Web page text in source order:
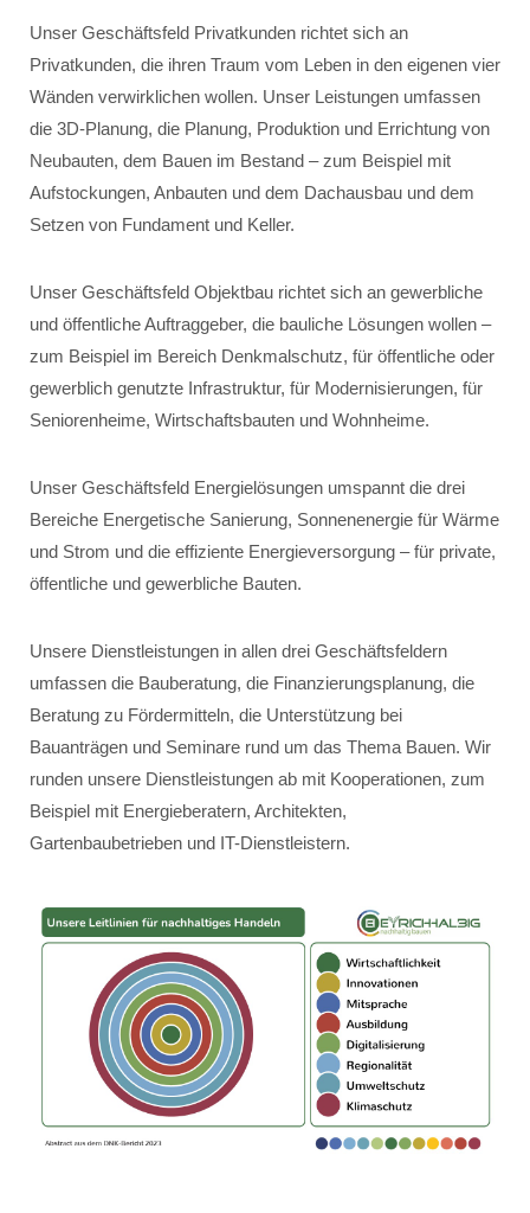
Unser Geschäftsfeld Privatkunden richtet sich an
Privatkunden, die ihren Traum vom Leben in den eigenen vier
Wänden verwirklichen wollen. Unser Leistungen umfassen
die 3D-Planung, die Planung, Produktion und Errichtung von
Neubauten, dem Bauen im Bestand – zum Beispiel mit
Aufstockungen, Anbauten und dem Dachausbau und dem
Setzen von Fundament und Keller.
Unser Geschäftsfeld Objektbau richtet sich an gewerbliche
und öffentliche Auftraggeber, die bauliche Lösungen wollen –
zum Beispiel im Bereich Denkmalschutz, für öffentliche oder
gewerblich genutzte Infrastruktur, für Modernisierungen, für
Seniorenheime, Wirtschaftsbauten und Wohnheime.
Unser Geschäftsfeld Energielösungen umspannt die drei
Bereiche Energetische Sanierung, Sonnenenergie für Wärme
und Strom und die effiziente Energieversorgung – für private,
öffentliche und gewerbliche Bauten.
Unsere Dienstleistungen in allen drei Geschäftsfeldern
umfassen die Bauberatung, die Finanzierungsplanung, die
Beratung zu Fördermitteln, die Unterstützung bei
Bauanträgen und Seminare rund um das Thema Bauen. Wir
runden unsere Dienstleistungen ab mit Kooperationen, zum
Beispiel mit Energieberatern, Architekten,
Gartenbaubetrieben und IT-Dienstleistern.